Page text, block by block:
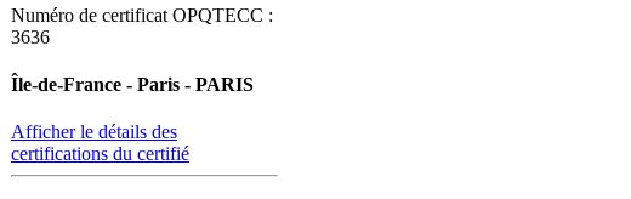
Numéro de certificat OPQTECC :
3636
Île-de-France - Paris - PARIS
Afficher le détails des
certifications du certifié